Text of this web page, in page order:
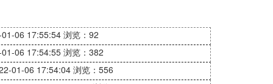
06 17:55:54 浏览：92
06 17:54:55 浏览：382
01-06 17:54:04 浏览：556